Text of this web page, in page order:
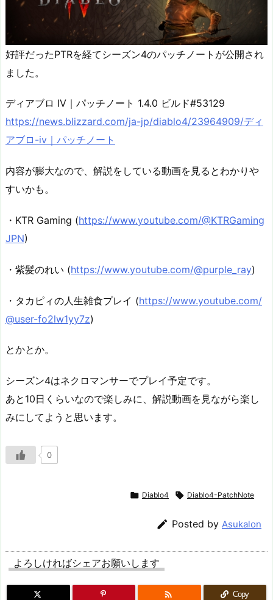
好評だったPTRを経てシーズン4のパッチノートが公開され
ました。
ディアブロ IV｜パッチノート 1.4.0 ビルド#53129
https://news.blizzard.com/ja-jp/diablo4/23964909/ディ
アブロ-iv｜パッチノート
内容が膨大なので、解説をしている動画を見るとわかりや
すいかも。
・KTR Gaming (https://www.youtube.com/@KTRGaming
JPN)
・紫髪のれい (https://www.youtube.com/@purple_ray)
・タカピィの人生雑食プレイ (https://www.youtube.com/
@user-fo2lw1yy7z)
とかとか。
シーズン4はネクロマンサーでプレイ予定です。
あと10日くらいなので楽しみに、解説動画を見ながら楽し
みにしてようと思います。
0
 Diablo4  Diablo4-PatchNote
 Posted by Asukalon
よろしければシェアお願いします
 Copy